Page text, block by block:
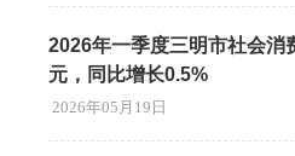
2026年一季度三明市社会消
元，同比增长0.5%
2026年05月19日